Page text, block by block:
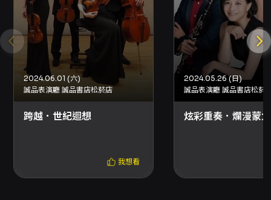
2024.06.01 (六)
誠品表演廳 誠品書店松菸店
跨越．世紀迴想
我想看
2024.05.26 (日)
誠品表演廳 誠品書店松菸
炫彩重奏．爛漫蒙